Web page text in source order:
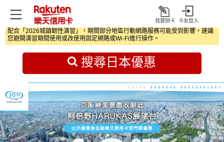
打
開
我要辦卡 卡友登入
配合「2026城鎮韌性演習」，期間部分地區行動網路服務可能受到影響，建議
您避開演習期間使用或改使用固定網路或Wi‑Fi進行操作。
首頁 日本旅遊優惠
搜尋日本優惠